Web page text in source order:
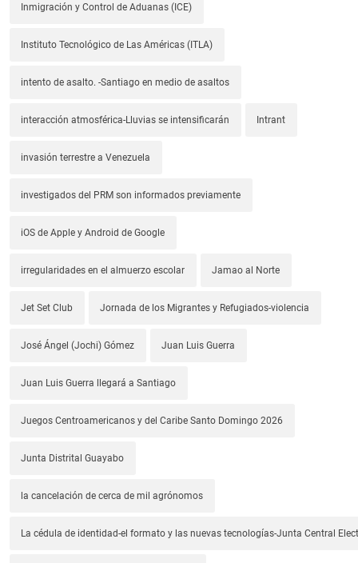
Inmigración y Control de Aduanas (ICE)
Instituto Tecnológico de Las Américas (ITLA)
intento de asalto. -Santiago en medio de asaltos
interacción atmosférica-Lluvias se intensificarán Intrant
invasión terrestre a Venezuela
investigados del PRM son informados previamente
iOS de Apple y Android de Google
irregularidades en el almuerzo escolar Jamao al Norte
Jet Set Club Jornada de los Migrantes y Refugiados-violencia
José Ángel (Jochi) Gómez Juan Luis Guerra
Juan Luis Guerra llegará a Santiago
Juegos Centroamericanos y del Caribe Santo Domingo 2026
Junta Distrital Guayabo
la cancelación de cerca de mil agrónomos
La cédula de identidad-el formato y las nuevas tecnologías-Junta Central